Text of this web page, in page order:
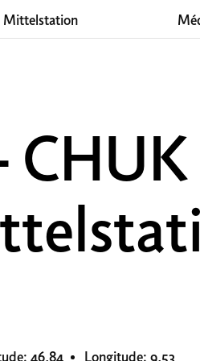
Mittelstation
CHUK